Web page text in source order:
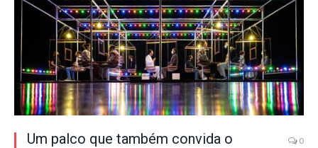
Um palco que também convida o
0